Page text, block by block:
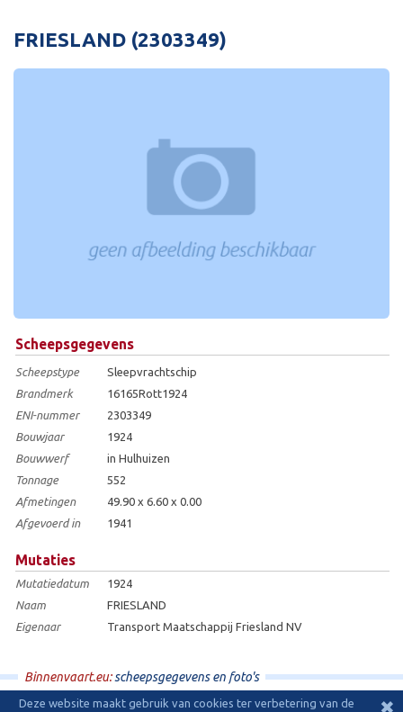
FRIESLAND (2303349)
Scheepsgegevens
Scheepstype
Sleepvrachtschip
Brandmerk
16165Rott1924
ENI-nummer
2303349
Bouwjaar
1924
Bouwwerf
in Hulhuizen
Tonnage
552
Afmetingen
49.90 x 6.60 x 0.00
Afgevoerd in
1941
Mutaties
Mutatiedatum
1924
Naam
FRIESLAND
Eigenaar
Transport Maatschappij Friesland NV
Binnenvaart.eu:scheepsgegevens en foto's
© 2009 - 2026 - Binnenvaart.eu| disclaimer |ontwerp en hosting:Effusion
✖
Deze website maakt gebruik van cookies ter verbetering van de